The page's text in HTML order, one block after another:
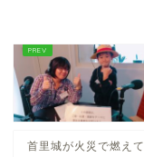
首里城が火災で燃え